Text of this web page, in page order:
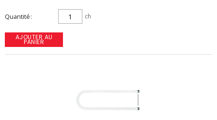
Quantité ch
AJOUTER AU
PANIER